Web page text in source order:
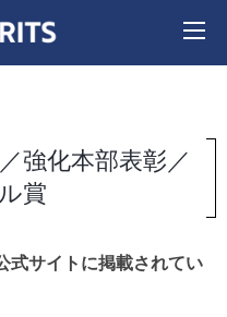
強化本部表彰／
賞
式サイトに掲載されてい